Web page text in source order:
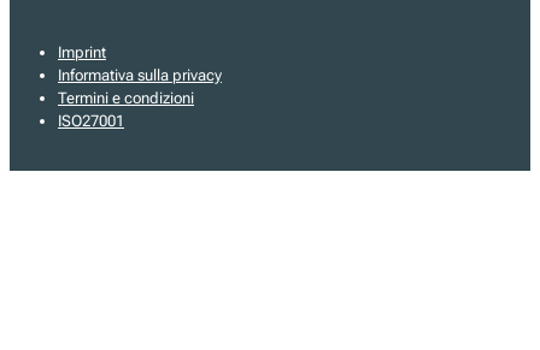
Imprint
Informativa sulla privacy
Termini e condizioni
ISO27001